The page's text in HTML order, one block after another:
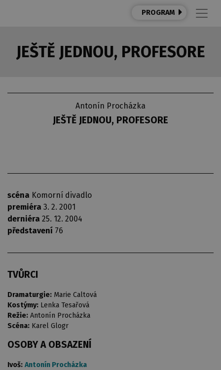
PROGRAM
JEŠTĚ JEDNOU, PROFESORE
Antonín Procházka
JEŠTĚ JEDNOU, PROFESORE
scéna Komorní divadlo
premiéra 3. 2. 2001
derniéra 25. 12. 2004
představení 76
TVŮRCI
Dramaturgie: Marie Caltová
Kostýmy: Lenka Tesařová
Režie: Antonín Procházka
Scéna: Karel Glogr
OSOBY A OBSAZENÍ
Ivoš: Antonín Procházka